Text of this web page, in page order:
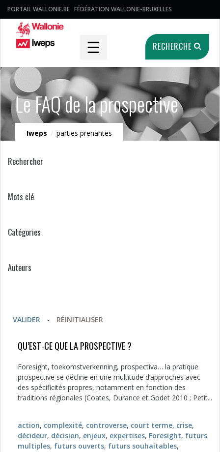
PORTAIL WALLONIE.BE FÉDÉRATION WALLONIE-BRUXELLES
☰ RECHERCHE
Le FAQ de la prospective
Iweps / parties prenantes
Rechercher
Mots clé
Catégories
Auteurs
VALIDER - RÉINITIALISER
QU’EST-CE QUE LA PROSPECTIVE ?
Foresight, toekomstverkenning, prospectiva… la pratique
prospective se décline en une multitude d’approches avec
des spécificités propres, notamment en fonction des
traditions régionales (Coates, Durance et Godet 2010 ; Petit...
action, complexité, controverse, court terme, crise,
décideur, décision, enjeux, expertises, Foresight, futurs
multiples, futurs ouverts, futurs souhaitables,